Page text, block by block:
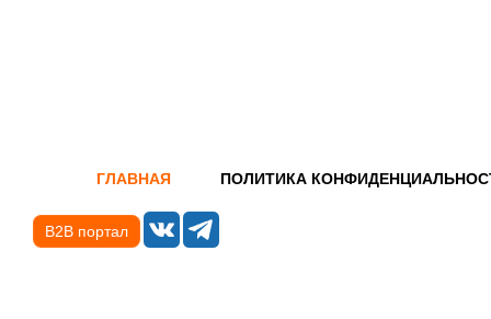
ГЛАВНАЯ ПОЛИТИКА
B2B портал